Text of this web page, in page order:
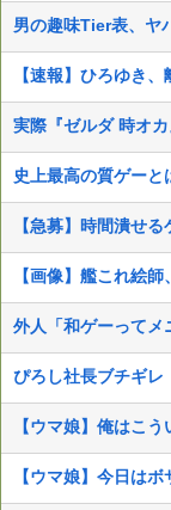
男の趣味Tier表、ヤ
【速報】ひろゆき
実際『ゼルダ 時オ
【急募】時間潰せる
【画像】艦これ絵
【ウマ娘】俺はこ
【ウマ娘】今日は